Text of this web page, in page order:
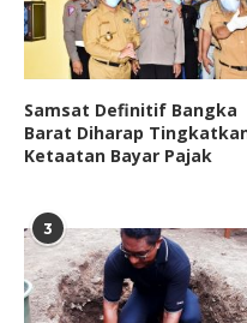
Samsat Definitif Bangka
Barat Diharap
Ketaatan Bayar Pajak
3